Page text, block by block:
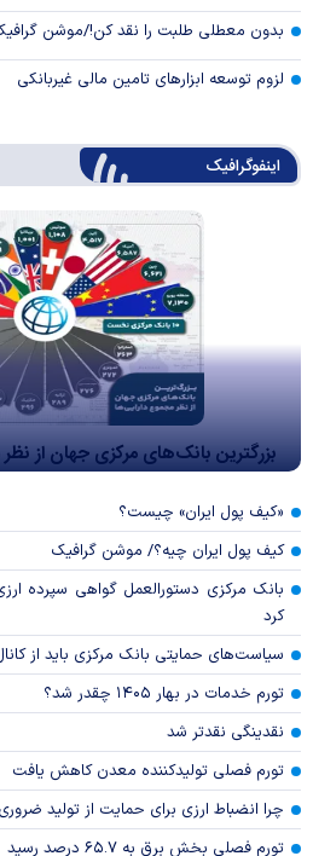
بدون معطلی طلبت را نقد کن!/موشن
لزوم توسعه ابزارهای تامین مالی غیربانکی
اینفوگرافیک
بزرگترین بانک‌های مرکزی جهان از
«کیف پول ایران» چیست؟
کیف پول ایران چیه؟/ موشن گرافیک
بانک مرکزی دستورالعمل گواهی سپرده
کرد
سیاست‌های حمایتی بانک مرکزی باید از
تورم خدمات در بهار ۱۴۰۵ چقدر شد؟
نقدینگی نقدتر شد
تورم فصلی تولیدکننده معدن کاهش یافت
چرا انضباط ارزی برای حمایت از تولید
تورم فصلی بخش برق به ۶۵.۷ درصد رسید